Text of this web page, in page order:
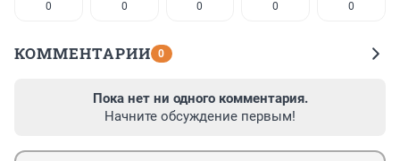
0 0 0 0 0
КОММЕНТАРИИ 0
Пока нет ни одного комментария.
Начните обсуждение первым!